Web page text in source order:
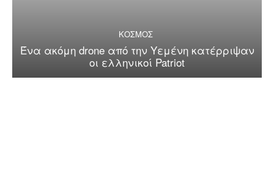
ΚΟΣΜΟΣ
Ένα ακόμη drone από την Υεμένη κατέρριψαν
οι ελληνικοί Patriot